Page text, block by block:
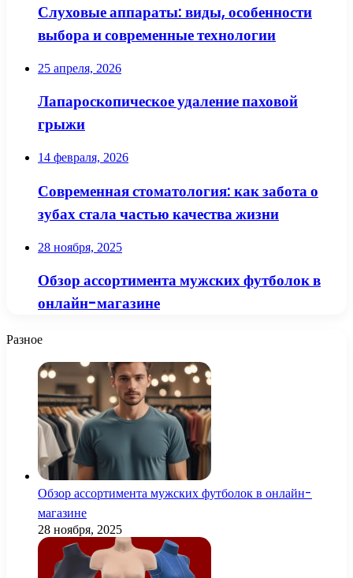
Слуховые аппараты: виды, особенности
выбора и современные технологии
25 апреля, 2026
Лапароскопическое удаление паховой
грыжи
14 февраля, 2026
Современная стоматология: как забота о
зубах стала частью качества жизни
28 ноября, 2025
Обзор ассортимента мужских футболок в
онлайн-магазине
Разное
Обзор ассортимента мужских футболок в онлайн-
магазине
28 ноября, 2025